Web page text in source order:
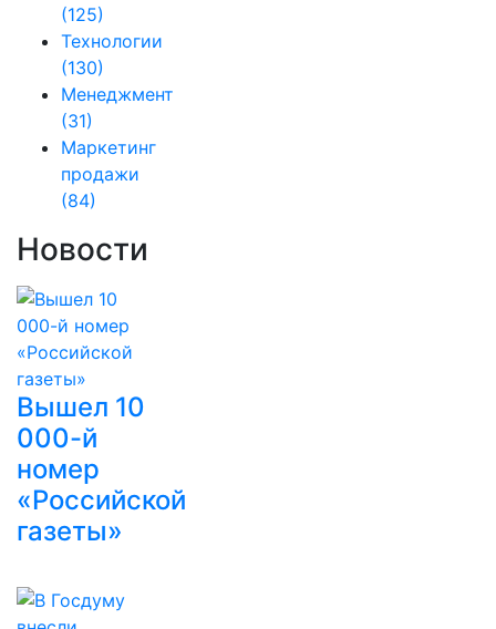
(125)
Технологии
(130)
Менеджмент
(31)
Маркетинг
продажи
(84)
Новости
Вышел 10
000-й
номер
«Российской
газеты»